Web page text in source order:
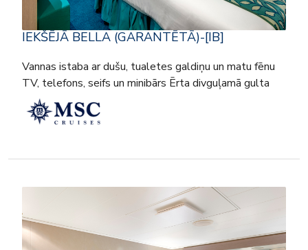
IEKŠĒJĀ BELLA (GARANTĒTĀ)-[IB]
Vannas istaba ar dušu, tualetes galdiņu un matu fēnu
TV, telefons, seifs un minibārs Ērta divguļamā gulta